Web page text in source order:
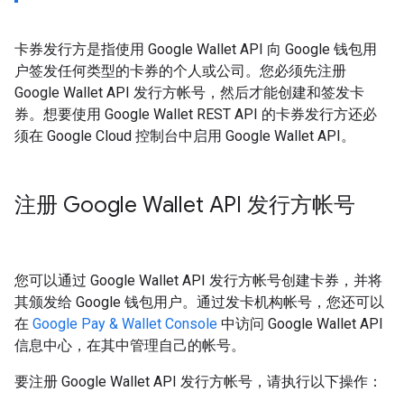
卡券发行方是指使用 Google Wallet API 向 Google 钱包用
户签发任何类型的卡券的个人或公司。您必须先注册
Google Wallet API 发行方帐号，然后才能创建和签发卡
券。想要使用 Google Wallet REST API 的卡券发行方还必
须在 Google Cloud 控制台中启用 Google Wallet API。
注册 Google Wallet API 发行方帐号
您可以通过 Google Wallet API 发行方帐号创建卡券，并将
其颁发给 Google 钱包用户。通过发卡机构帐号，您还可以
在 Google Pay & Wallet Console 中访问 Google Wallet API
信息中心，在其中管理自己的帐号。
要注册 Google Wallet API 发行方帐号，请执行以下操作：